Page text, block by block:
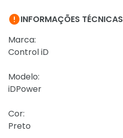
INFORMAÇÕES TÉCNICAS
Marca:
Control iD
Modelo:
iDPower
Cor:
Preto